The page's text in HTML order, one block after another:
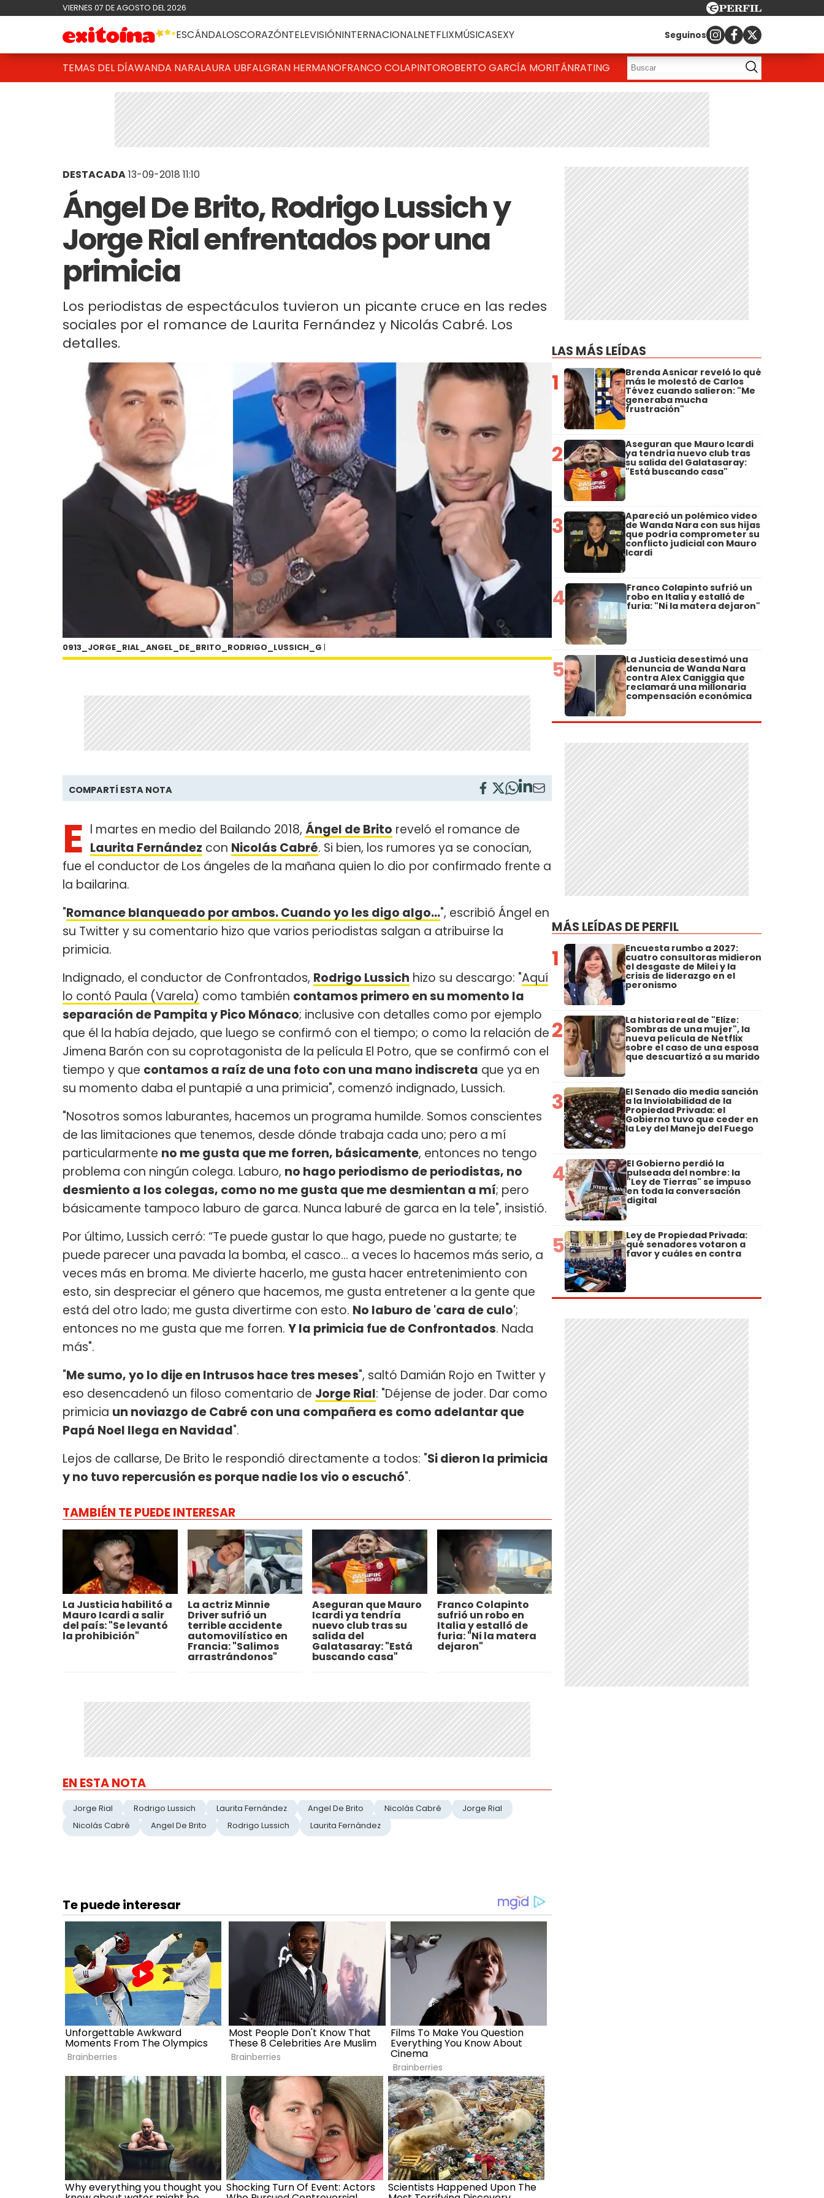
VIERNES 07 DE AGOSTO DEL 2026
ESCÁNDALOSCORAZÓNTELEVISIÓNINTERNACIONALNETFLIXMÚSICASEXY Seguinos
TEMAS DEL DÍAWANDA NARALAURA UBFALGRAN HERMANOFRANCO COLAPINTOROBERTO GARCÍA MORITÁNRATING
DESTACADA13-09-2018 11:10
Ángel De Brito, Rodrigo Lussich y
Jorge Rial enfrentados por una
primicia
Los periodistas de espectáculos tuvieron un picante cruce en las redes
sociales por el romance de Laurita Fernández y Nicolás Cabré. Los
detalles.
0913_JORGE_RIAL_ANGEL_DE_BRITO_RODRIGO_LUSSICH_G |
COMPARTÍ ESTA NOTA
E l martes en medio del Bailando 2018, Ángel de Brito reveló el romance de
Laurita Fernández con Nicolás Cabré. Si bien, los rumores ya se conocían,
fue el conductor de Los ángeles de la mañana quien lo dio por confirmado frente a
la bailarina.
"Romance blanqueado por ambos. Cuando yo les digo algo...", escribió Ángel en
su Twitter y su comentario hizo que varios periodistas salgan a atribuirse la
primicia.
Indignado, el conductor de Confrontados, Rodrigo Lussich hizo su descargo: "Aquí
lo contó Paula (Varela) como también contamos primero en su momento la
separación de Pampita y Pico Mónaco; inclusive con detalles como por ejemplo
que él la había dejado, que luego se confirmó con el tiempo; o como la relación de
Jimena Barón con su coprotagonista de la película El Potro, que se confirmó con el
tiempo y que contamos a raíz de una foto con una mano indiscreta que ya en
su momento daba el puntapié a una primicia", comenzó indignado, Lussich.
"Nosotros somos laburantes, hacemos un programa humilde. Somos conscientes
de las limitaciones que tenemos, desde dónde trabaja cada uno; pero a mí
particularmente no me gusta que me forren, básicamente, entonces no tengo
problema con ningún colega. Laburo, no hago periodismo de periodistas, no
desmiento a los colegas, como no me gusta que me desmientan a mí; pero
básicamente tampoco laburo de garca. Nunca laburé de garca en la tele", insistió.
Por último, Lussich cerró: “Te puede gustar lo que hago, puede no gustarte; te
puede parecer una pavada la bomba, el casco... a veces lo hacemos más serio, a
veces más en broma. Me divierte hacerlo, me gusta hacer entretenimiento con
esto, sin despreciar el género que hacemos, me gusta entretener a la gente que
está del otro lado; me gusta divertirme con esto. No laburo de 'cara de culo';
entonces no me gusta que me forren. Y la primicia fue de Confrontados. Nada
más".
"Me sumo, yo lo dije en Intrusos hace tres meses", saltó Damián Rojo en Twitter y
eso desencadenó un filoso comentario de Jorge Rial: "Déjense de joder. Dar como
primicia un noviazgo de Cabré con una compañera es como adelantar que
Papá Noel llega en Navidad".
Lejos de callarse, De Brito le respondió directamente a todos: "Si dieron la primicia
y no tuvo repercusión es porque nadie los vio o escuchó".
TAMBIÉN TE PUEDE INTERESAR
La Justicia habilitó a
Mauro Icardi a salir
del país: "Se levantó
la prohibición"
La actriz Minnie
Driver sufrió un
terrible accidente
automovilístico en
Francia: "Salimos
arrastrándonos"
Aseguran que Mauro
Icardi ya tendría
nuevo club tras su
salida del
Galatasaray: "Está
buscando casa"
Franco Colapinto
sufrió un robo en
Italia y estalló de
furia: "Ni la matera
dejaron"
EN ESTA NOTA
Jorge Rial Rodrigo Lussich Laurita Fernández Angel De Brito Nicolás Cabré
Jorge Rial
Nicolás Cabré
Angel De Brito Rodrigo Lussich Laurita Fernández
LAS MÁS LEÍDAS
1 Brenda Asnicar reveló lo qué
más le molestó de Carlos
Tévez cuando salieron: "Me
generaba mucha
frustración"
2 Aseguran que Mauro Icardi
ya tendría nuevo club tras
su salida del Galatasaray:
"Está buscando casa"
3 Apareció un polémico video
de Wanda Nara con sus hijas
que podría comprometer su
conflicto judicial con Mauro
Icardi
4 Franco Colapinto sufrió un
robo en Italia y estalló de
furia: "Ni la matera dejaron"
5 La Justicia desestimó una
denuncia de Wanda Nara
contra Alex Caniggia que
reclamará una millonaria
compensación económica
MÁS LEÍDAS DE PERFIL
1 Encuesta rumbo a 2027:
cuatro consultoras midieron
el desgaste de Milei y la
crisis de liderazgo en el
peronismo
2 La historia real de "Elize:
Sombras de una mujer", la
nueva película de Netflix
sobre el caso de una esposa
que descuartizó a su marido
3 El Senado dio media sanción
a la Inviolabilidad de la
Propiedad Privada: el
Gobierno tuvo que ceder en
la Ley del Manejo del Fuego
4 El Gobierno perdió la
pulseada del nombre: la
"Ley de Tierras" se impuso
en toda la conversación
digital
5 Ley de Propiedad Privada:
qué senadores votaron a
favor y cuáles en contra